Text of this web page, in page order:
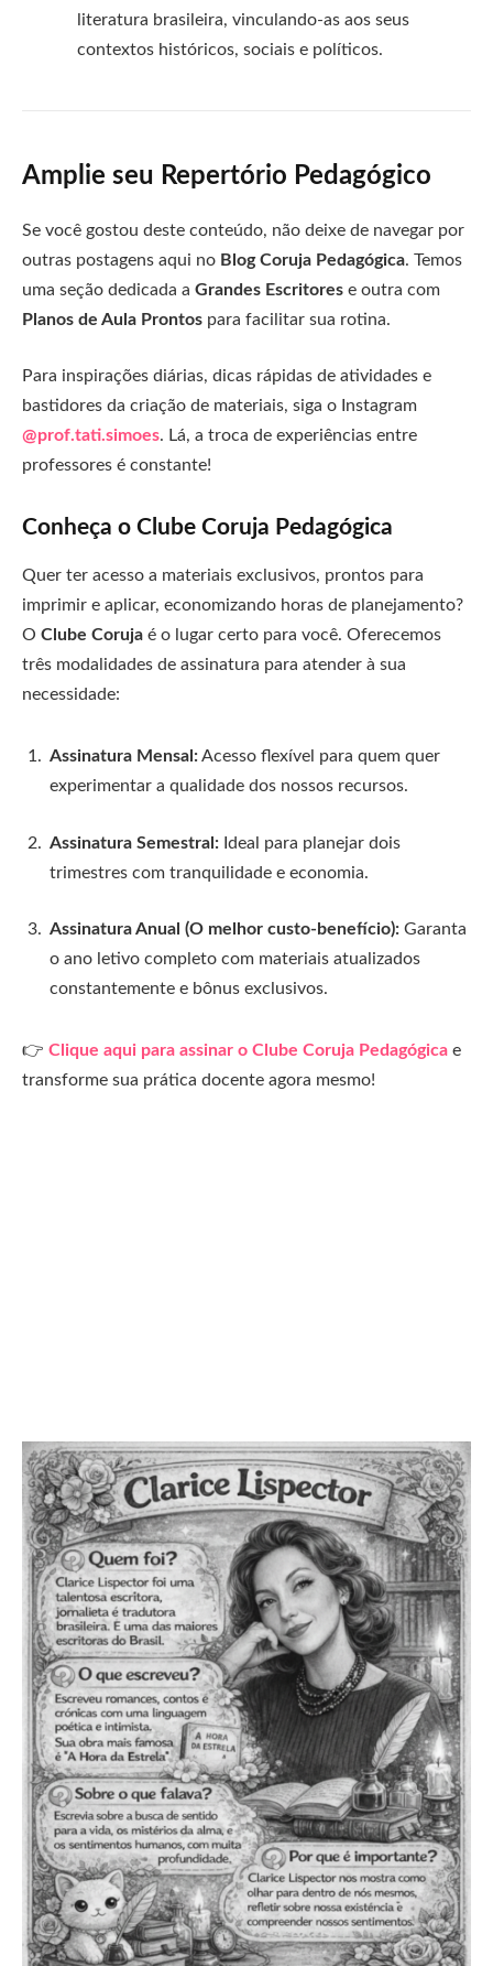
literatura brasileira, vinculando-as aos seus
contextos históricos, sociais e políticos.
Amplie seu Repertório Pedagógico
Se você gostou deste conteúdo, não deixe de navegar por
outras postagens aqui no Blog Coruja Pedagógica. Temos
uma seção dedicada a Grandes Escritores e outra com
Planos de Aula Prontos para facilitar sua rotina.
Para inspirações diárias, dicas rápidas de atividades e
bastidores da criação de materiais, siga o Instagram
@prof.tati.simoes. Lá, a troca de experiências entre
professores é constante!
Conheça o Clube Coruja Pedagógica
Quer ter acesso a materiais exclusivos, prontos para
imprimir e aplicar, economizando horas de planejamento?
O Clube Coruja é o lugar certo para você. Oferecemos
três modalidades de assinatura para atender à sua
necessidade:
Assinatura Mensal:Acesso flexível para quem quer
experimentar a qualidade dos nossos recursos.
Assinatura Semestral: Ideal para planejar dois
trimestres com tranquilidade e economia.
Assinatura Anual (O melhor custo-benefício): Garanta
o ano letivo completo com materiais atualizados
constantemente e bônus exclusivos.
👉 Clique aqui para assinar o Clube Coruja Pedagógica e
transforme sua prática docente agora mesmo!